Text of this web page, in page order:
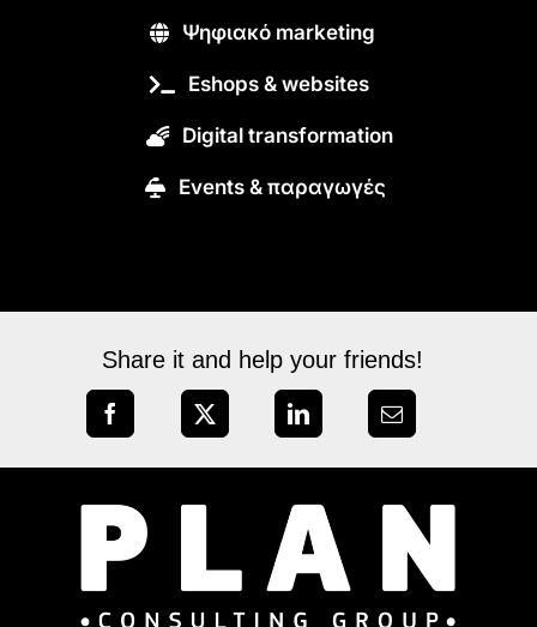
Ψηφιακό marketing
Eshops & websites
Digital transformation
Εvents & παραγωγές
Share it and help your friends!